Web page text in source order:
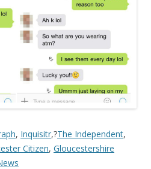
, Inquisitr,?The Independent,
Citizen, Gloucestershire